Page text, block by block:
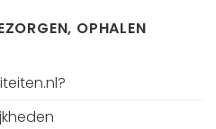
OPHALEN